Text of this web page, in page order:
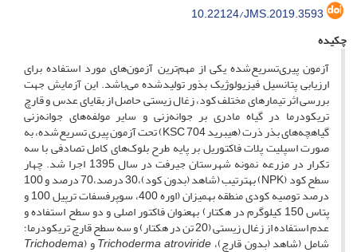
10.22124/JMS.2019.3593
چکیده
آزمون پیری‌تسریع‌شده یکی از مهم‌ترین آزمون‌های مورد استفاده برای
ارزیابی پتانسیل فیزیولوژیک بذور تولیدشده می‌باشد. این آزمایش جهت
بررسی اثر تیمار‌های مختلف کود، زغال زیستی حاصل از بقایای عدس و قارچ
تریکودرما در گیاه مادری بر جوانه‌زنی و سایر مولفه‌های جوانه‌زنی
گیاهچه‌های بذر ذرت (هیبرید KSC 704) تحت آزمون پیری تسریع‌شده، به
صورت اسپلیت پلات فاکتوریل بر پایه طرح بلوک‌های کامل تصادفی با سه
تکرار در مزرعه نمونه شهرستان جیرفت در سال 1395 اجرا شد. چهار
سطح کود (NPK) به­ترتیب (شاهد (بدون کود)،30 درصد،70 درصد و 100
درصد توصیه کودی منطقه به­میزان (اوره 400، سوپرفسفات ترپیل 100 و
پتاس 150 کیلوگرم در هکتار) به­عنوان فاکتور اصلی و دو سطح استفاده و
عدم استفاده از زغال زیستی (20 تن در هکتار) و سه سطح قارچ تریکودرما؛
شامل (شاهد (بدون قارچ)،Trichoderma atrovirideو (Trichodema